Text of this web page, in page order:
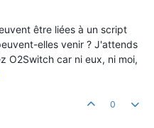
{
à l'original (ex: 130.jpg)
9]+\.jpe?g$/i', $d)) {
disque (override SAFE)
pour NE PAS
= false)
être liées à un script
elles venir ? J'attends
O2Switch car ni eux, ni moi,
0